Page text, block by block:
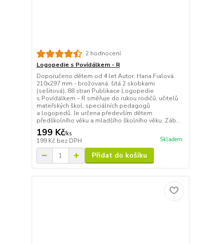
2 hodnocení
Logopedie s Povídálkem - R
Doporučeno dětem od 4 let Autor: Hana Fialová
210x297 mm - brožovaná, šitá 2 skobkami
(sešitová), 88 stran Publikace Logopedie
s Povídálkem – R směřuje do rukou rodičů, učitelů
mateřských škol, speciálních pedagogů
a logopedů. Je určena především dětem
předškolního věku a mladšího školního věku. Záb...
199 Kč/ks
199 Kč bez DPH Skladem
Přidat do košíku